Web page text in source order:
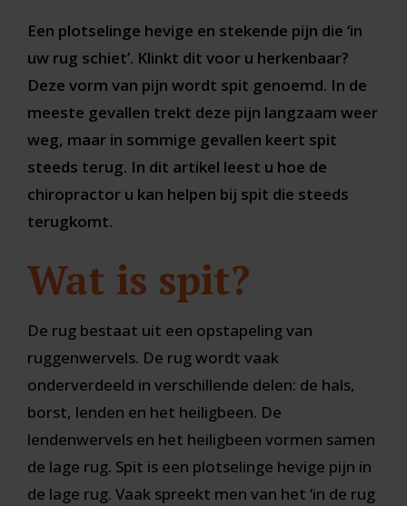
Een plotselinge hevige en stekende pijn die ‘in
uw rug schiet’. Klinkt dit voor u herkenbaar?
Deze vorm van pijn wordt spit genoemd. In de
meeste gevallen trekt deze pijn langzaam weer
weg, maar in sommige gevallen keert spit
steeds terug. In dit artikel leest u hoe de
chiropractor u kan helpen bij spit die steeds
terugkomt.
Wat is spit?
De rug bestaat uit een opstapeling van
ruggenwervels. De rug wordt vaak
onderverdeeld in verschillende delen: de hals,
borst, lenden en het heiligbeen. De
lendenwervels en het heiligbeen vormen samen
de lage rug. Spit is een plotselinge hevige pijn in
de lage rug. Vaak spreekt men van het ‘in de rug